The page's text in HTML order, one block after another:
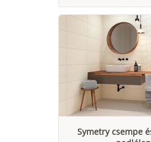
Symetry csempe